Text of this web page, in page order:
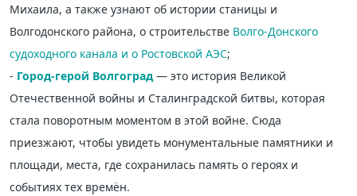
Михаила, а также узнают об истории станицы и
Волгодонского района, о строительстве Волго-Донского
судоходного канала и о Ростовской АЭС;
- Город-герой Волгоград — это история Великой
Отечественной войны и Сталинградской битвы, которая
стала поворотным моментом в этой войне. Сюда
приезжают, чтобы увидеть монументальные памятники и
площади, места, где сохранилась память о героях и
событиях тех времён.